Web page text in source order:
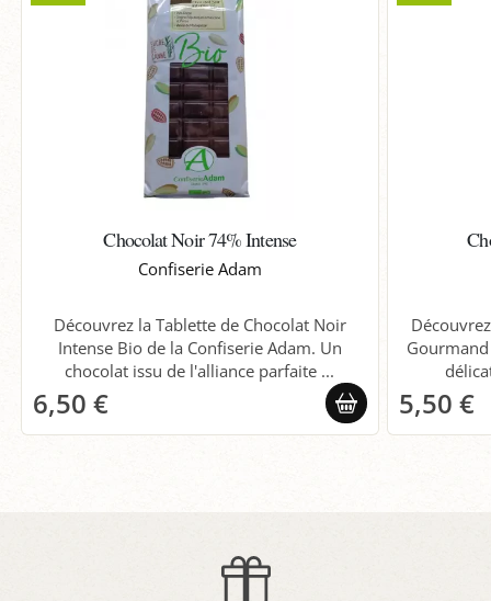
Chocolat Noir 74% Intense
Confiserie Adam
Découvrez la Tablette de Chocolat Noir
Intense Bio de la Confiserie Adam. Un
chocolat issu de l'alliance parfaite ...
6,50 € 5,50 €